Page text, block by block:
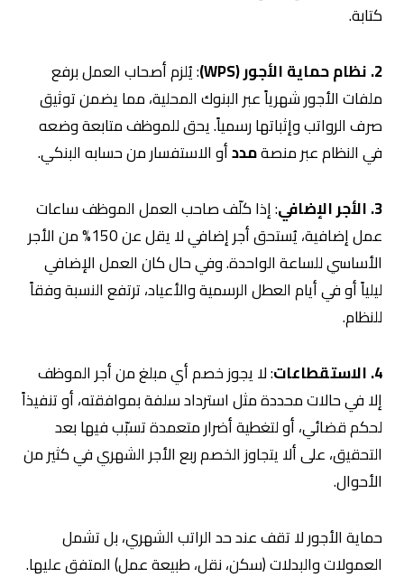
كتابة.
2. نظام حماية الأجور (WPS)
: يُلزم أصحاب العمل برفع
ملفات الأجور شهرياً عبر البنوك المحلية، مما يضمن توثيق
صرف الرواتب وإثباتها رسمياً. يحق للموظف متابعة وضعه
في النظام عبر منصةمددأو الاستفسار من حسابه البنكي.
3. الأجر الإضافي
: إذا كلّف صاحب العمل الموظف ساعات
عمل إضافية، يُستحق أجر إضافي لا يقل عن 150% من الأجر
الأساسي للساعة الواحدة. وفي حال كان العمل الإضافي
ليلياً أو في أيام العطل الرسمية والأعياد، ترتفع النسبة وفقاً
للنظام.
4. الاستقطاعات
: لا يجوز خصم أي مبلغ من أجر الموظف
إلا في حالات محددة مثل استرداد سلفة بموافقته، أو تنفيذاً
لحكم قضائي، أو لتغطية أضرار متعمدة تسبّب فيها بعد
التحقيق، على ألا يتجاوز الخصم ربع الأجر الشهري في كثير من
الأحوال.
حماية الأجور لا تقف عند حد الراتب الشهري، بل تشمل
العمولات والبدلات (سكن، نقل، طبيعة عمل) المتفق عليها.